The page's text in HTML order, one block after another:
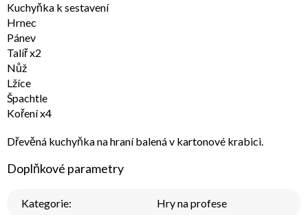
Kuchyňka k sestavení
Hrnec
Pánev
Talíř x2
Nůž
Lžíce
Špachtle
Koření x4
Dřevěná kuchyňka na hraní balená v kartonové krabici.
Doplňkové parametry
Kategorie: Hry na profese